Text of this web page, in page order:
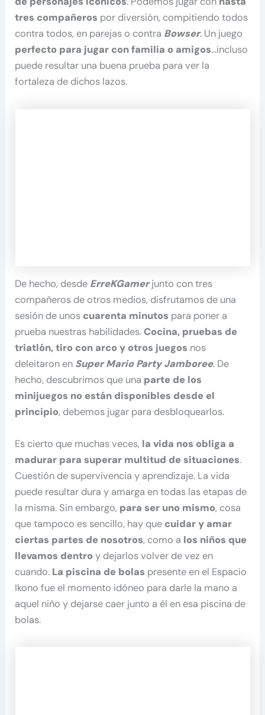
tres compañeros por diversión, compitiendo todos
contra todos, en parejas o contra Bowser. Un juego
perfecto para jugar con familia o amigos…incluso
puede resultar una buena prueba para ver la
fortaleza de dichos lazos.
De hecho, desde ErreKGamerjunto con tres
compañeros de otros medios, disfrutamos de una
sesión de unos cuarenta minutos para poner a
prueba nuestras habilidades.Cocina, pruebas de
triatlón, tiro con arco y otros juegos nos
deleitaron en Super Mario Party Jamboree. De
hecho, descubrimos que una parte de los
minijuegos no están disponibles desde el
principio, debemos jugar para desbloquearlos.
Es cierto que muchas veces, la vida nos obliga a
madurar para superar multitud de situaciones.
Cuestión de supervivencia y aprendizaje. La vida
puede resultar dura y amarga en todas las etapas de
la misma. Sin embargo, para ser uno mismo, cosa
que tampoco es sencillo, hay que cuidar y amar
ciertas partes de nosotros, como a los niños que
llevamos dentroy dejarlos volver de vez en
cuando. La piscina de bolas presente en el Espacio
Ikono fue el momento idóneo para darle la mano a
aquel niño y dejarse caer junto a él en esa piscina de
bolas.